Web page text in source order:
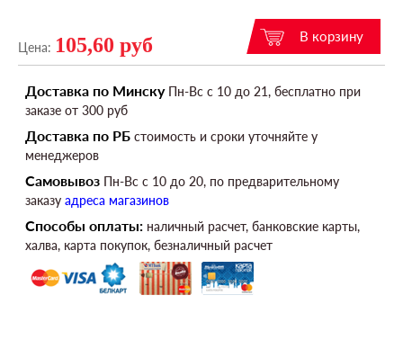
Цена: 105,60 руб
Доставка по МинскуПн-Вс c 10 до 21, бесплатно при
заказе от 300 руб
Доставка по РБ стоимость и сроки уточняйте у
менеджеров
Самовывоз Пн-Вс c 10 до 20, по предварительному
заказу адреса магазинов
Способы оплаты: наличный расчет, банковские карты,
халва, карта покупок, безналичный расчет